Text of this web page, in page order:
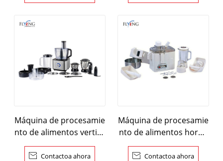
Máquina de procesamie
nto de alimentos vertica
l
 Contactoa ahora
Máquina de procesamie
nto de alimentos horne
ados
 Contactoa ahora